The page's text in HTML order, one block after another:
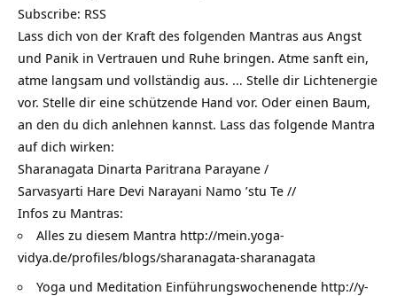
Subscribe: RSS
Lass dich von der Kraft des folgenden Mantras aus Angst
und Panik in Vertrauen und Ruhe bringen. Atme sanft ein,
atme langsam und vollständig aus. … Stelle dir Lichtenergie
vor. Stelle dir eine schützende Hand vor. Oder einen Baum,
an den du dich anlehnen kannst. Lass das folgende Mantra
auf dich wirken:
Sharanagata Dinarta Paritrana Parayane /
Sarvasyarti Hare Devi Narayani Namo ’stu Te //
Infos zu Mantras:
Alles zu diesem Mantra http://mein.yoga-
vidya.de/profiles/blogs/sharanagata-sharanagata
Yoga und Meditation Einführungswochenende http://y-